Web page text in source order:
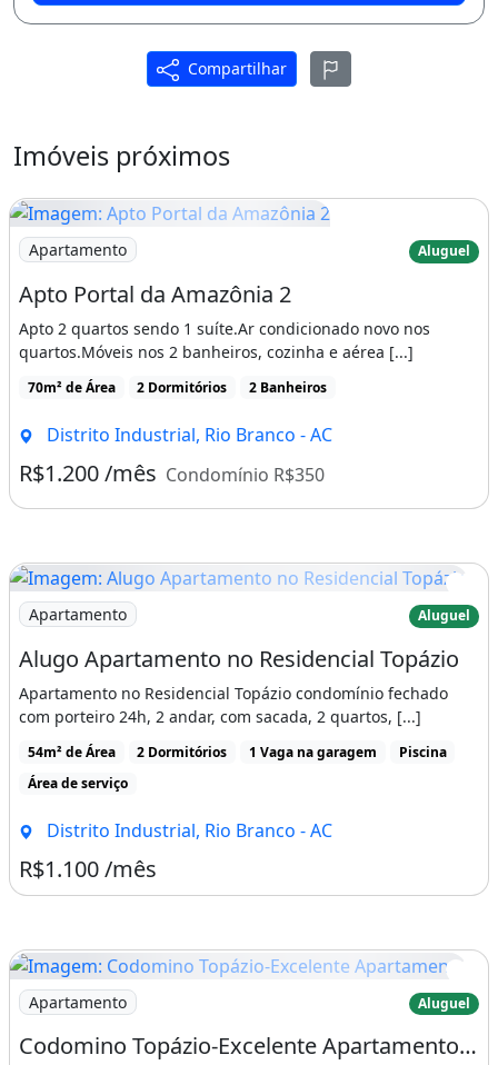
Compartilhar
Imóveis próximos
Imagem: Apto Portal da Amazônia 2
Apartamento Aluguel
Apto Portal da Amazônia 2
Apto 2 quartos sendo 1 suíte.Ar condicionado novo nos
quartos.Móveis nos 2 banheiros, cozinha e aérea [...]
70m² de Área 2 Dormitórios 2 Banheiros
Distrito Industrial, Rio Branco - AC
R$1.200 /mês Condomínio R$350
Imagem: Alugo Apartamento no Residencial Topázio
Apartamento Aluguel
Alugo Apartamento no Residencial Topázio
Apartamento no Residencial Topázio condomínio fechado
com porteiro 24h, 2 andar, com sacada, 2 quartos, [...]
54m² de Área 2 Dormitórios 1 Vaga na garagem
Piscina
Área de serviço
Distrito Industrial, Rio Branco - AC
R$1.100 /mês
Imagem: Codomino Topázio-Excelente Apartamento
Apartamento Aluguel
Codomino Topázio-Excelente Apartamento 2 Quartos Mobiliado